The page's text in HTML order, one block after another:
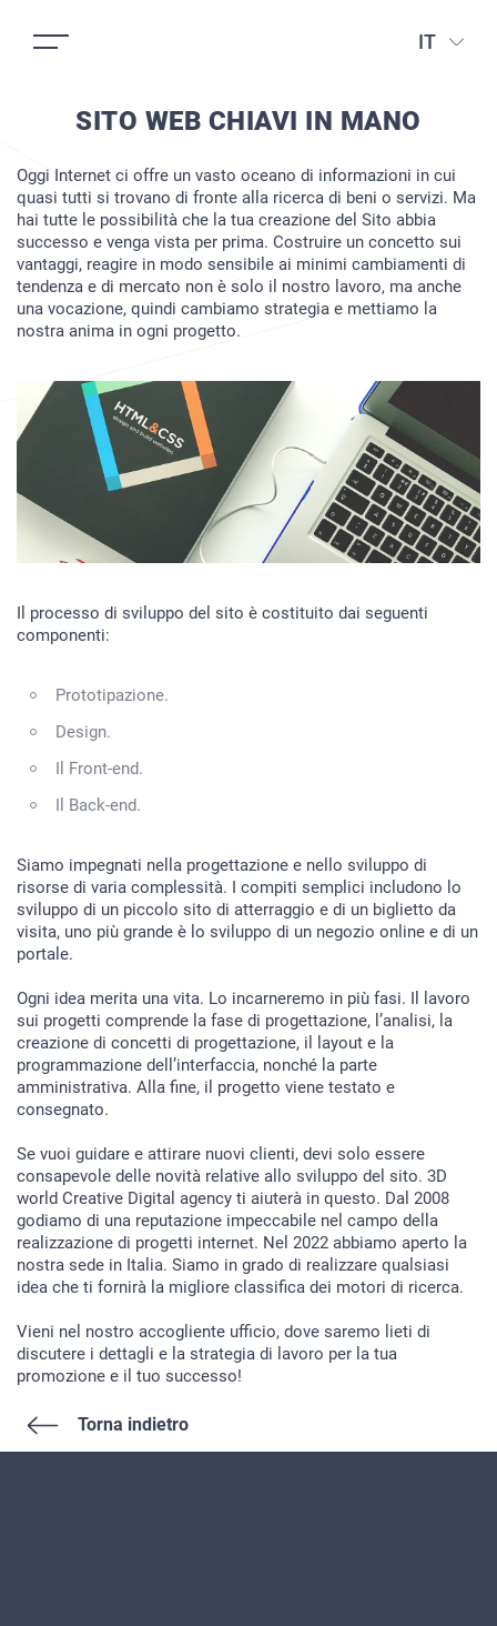
IT
SITO WEB CHIAVI IN MANO
Oggi Internet ci offre un vasto oceano di informazioni in cui
quasi tutti si trovano di fronte alla ricerca di beni o servizi. Ma
hai tutte le possibilità che la tua creazione del Sito abbia
successo e venga vista per prima. Costruire un concetto sui
vantaggi, reagire in modo sensibile ai minimi cambiamenti di
tendenza e di mercato non è solo il nostro lavoro, ma anche
una vocazione, quindi cambiamo strategia e mettiamo la
nostra anima in ogni progetto.
Il processo di sviluppo del sito è costituito dai seguenti
componenti:
Prototipazione.
Design.
Il Front-end.
Il Back-end.
Siamo impegnati nella progettazione e nello sviluppo di
risorse di varia complessità. I compiti semplici includono lo
sviluppo di un piccolo sito di atterraggio e di un biglietto da
visita, uno più grande è lo sviluppo di un negozio online e di un
portale.
Ogni idea merita una vita. Lo incarneremo in più fasi. Il lavoro
sui progetti comprende la fase di progettazione, l’analisi, la
creazione di concetti di progettazione, il layout e la
programmazione dell’interfaccia, nonché la parte
amministrativa. Alla fine, il progetto viene testato e
consegnato.
Se vuoi guidare e attirare nuovi clienti, devi solo essere
consapevole delle novità relative allo sviluppo del sito. 3D
world Creative Digital agency ti aiuterà in questo. Dal 2008
godiamo di una reputazione impeccabile nel campo della
realizzazione di progetti internet. Nel 2022 abbiamo aperto la
nostra sede in Italia. Siamo in grado di realizzare qualsiasi
idea che ti fornirà la migliore classifica dei motori di ricerca.
Vieni nel nostro accogliente ufficio, dove saremo lieti di
discutere i dettagli e la strategia di lavoro per la tua
promozione e il tuo successo!
Torna indietro
HOME
SERVIZI
PORTFOLIO
BRIEFS
BLOG
CONTATTI